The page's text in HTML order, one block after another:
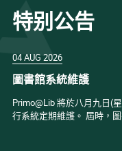
特别公告
04 AUG 2026
圖書館系統維護
Primo@Lib 將於八月九日(
行系統定期維護。 屆時，